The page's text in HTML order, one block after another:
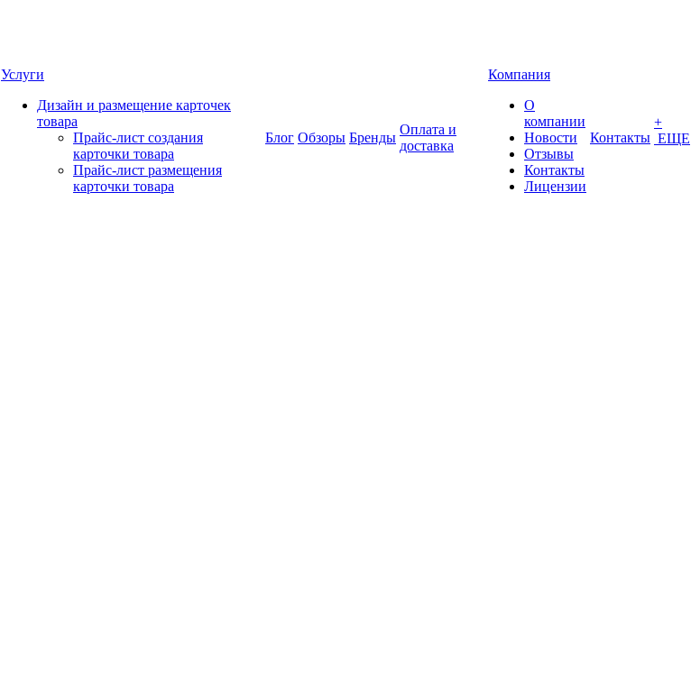
Услуги
Дизайн и размещение карточек
товара
Прайс-лист создания
карточки товара
Прайс-лист размещения
карточки товара
Блог Обзоры Бренды
Оплата и
доставка
Компания
О
компании
Новости
Отзывы
Контакты
Лицензии
Контакты
+
ЕЩЕ